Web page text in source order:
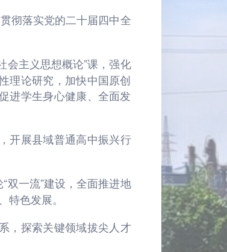
彻落实党的二十届四中全
会主义思想概论”课，强化
理论研究，加快中国原创
进学生身心健康、全面发
开展县域普通高中振兴行
双一流”建设，全面推进地
色发展。
，探索关键领域拔尖人才